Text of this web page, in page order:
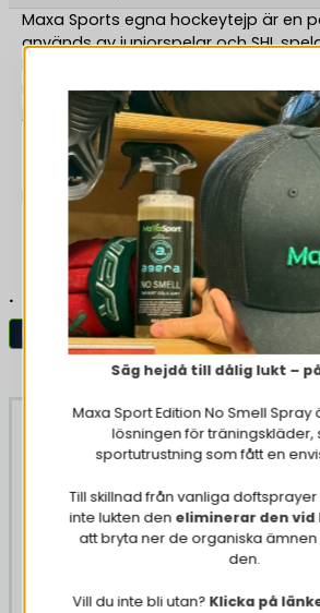
Maxa Sports egna hockeytejp är en
används av juniorspelar och SHL
bredden 25 mm och 36 mm. Vi har
meter tejp på rullen vilket gör att du
jämfört med många andra tejper
Tejpen har bra klister och därför
fästförmåga.
Finns i 1 pack, 5 pack och 10 pack. Du
fler du köper.
SLITSTARK
BRA FÄSTFÖRMÅGA
EXTRA VIT, MEST KLINISKT VIT
25 Meter tejp på rullen (20 %
by junior players and SHL players.
in widths of 25 mm and 36 mm. We
always have 25 meters of tape on
the market. The tape has good
.
Hockeytejp Hockey
Liknande produkter
-40%
Säg hejdå till dålig lukt –
Maxa Sport Edition No Smell
lösningen för träningskläder,
sportutrustning som fått en
Till skillnad från vanliga
inte lukten den eliminerar den vid
att bryta ner de organiska
den.
Vill du inte bli utan? Klicka på